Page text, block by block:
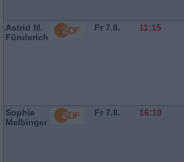
Astrid M.
Fünderich
Fr 7.8. 11:15
Sophie
Melbinger
Fr 7.8. 16:10